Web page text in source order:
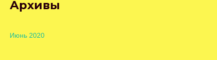
Архивы
Июнь 2020